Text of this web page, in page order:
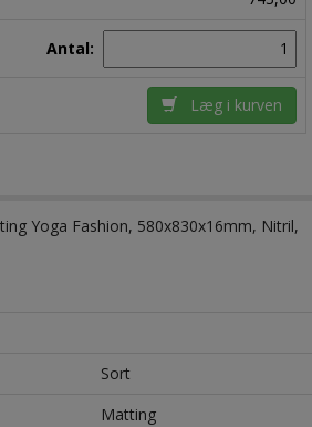
Antal:
Læg i kurven
Yoga Fashion, 580x830x16mm, Nitril,
Sort
Matting